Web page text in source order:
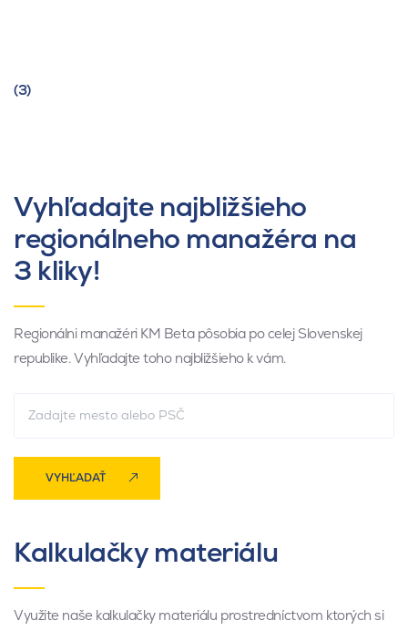
(3)
Vyhľadajte najbližšieho
regionálneho manažéra na
3 kliky!
Regionálni manažéri KM Beta pôsobia po celej Slovenskej
republike. Vyhľadajte toho najbližšieho k vám.
VYHĽADAŤ
Kalkulačky materiálu
Využite naše kalkulačky materiálu prostredníctvom ktorých si